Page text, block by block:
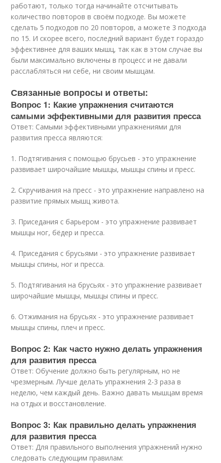
работают, только тогда начинайте отсчитывать
количество повторов в своём подходе. Вы можете
сделать 5 подходов по 20 повторов, а можете 3 подхода
по 15. И скорее всего, последний вариант будет гораздо
эффективнее для ваших мышц, так как в этом случае вы
были максимально включены в процесс и не давали
расслабляться ни себе, ни своим мышцам.
Связанные вопросы и ответы:
Вопрос 1: Какие упражнения считаются
самыми эффективными для развития пресса
Ответ: Самыми эффективными упражнениями для
развития пресса являются:
1. Подтягивания с помощью брусьев - это упражнение
развивает широчайшие мышцы, мышцы спины и пресс.
2. Скручивания на пресс - это упражнение направлено на
развитие прямых мышц живота.
3. Приседания с барьером - это упражнение развивает
мышцы ног, бёдер и пресса.
4. Приседания с брусьями - это упражнение развивает
мышцы спины, ног и пресса.
5. Подтягивания на брусьях - это упражнение развивает
широчайшие мышцы, мышцы спины и пресс.
6. Отжимания на брусьях - это упражнение развивает
мышцы спины, плеч и пресс.
Вопрос 2: Как часто нужно делать упражнения
для развития пресса
Ответ: Обучение должно быть регулярным, но не
чрезмерным. Лучше делать упражнения 2-3 раза в
неделю, чем каждый день. Важно давать мышцам время
на отдых и восстановление.
Вопрос 3: Как правильно делать упражнения
для развития пресса
Ответ: Для правильного выполнения упражнений нужно
следовать следующим правилам: